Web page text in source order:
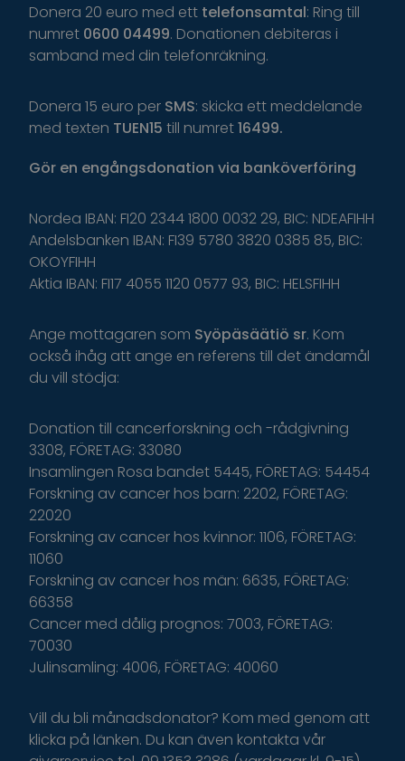
Donera 20 euro med ett telefonsamtal: Ring till
numret 0600 04499. Donationen debiteras i
samband med din telefonräkning.
Donera 15 euro per SMS: skicka ett meddelande
med texten TUEN15 till numret16499.
Gör en engångsdonation via banköverföring
Nordea IBAN: FI20 2344 1800 0032 29, BIC: NDEAFIHH
Andelsbanken IBAN: FI39 5780 3820 0385 85, BIC:
OKOYFIHH
Aktia IBAN: FI17 4055 1120 0577 93, BIC: HELSFIHH
Ange mottagaren som Syöpäsäätiö sr. Kom
också ihåg att ange en referens till det ändamål
du vill stödja:
Donation till cancerforskning och -rådgivning
3308, FÖRETAG: 33080
Insamlingen Rosa bandet 5445, FÖRETAG: 54454
Forskning av cancer hos barn: 2202, FÖRETAG:
22020
Forskning av cancer hos kvinnor: 1106, FÖRETAG:
11060
Forskning av cancer hos män: 6635, FÖRETAG:
66358
Cancer med dålig prognos: 7003, FÖRETAG:
70030
Julinsamling: 4006, FÖRETAG: 40060
Vill du bli månadsdonator? Kom med genom att
klicka på länken. Du kan även kontakta vår